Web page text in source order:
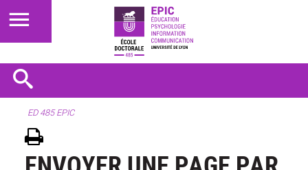
ED 485 EPIC